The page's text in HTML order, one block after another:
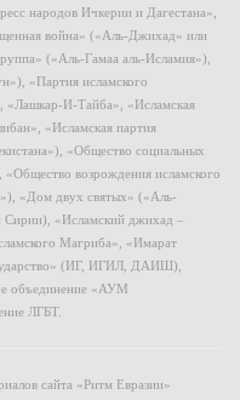
народов Ичкерии и Дагестана»,
война» («Аль-Джихад» или
(«Аль-Гамаа аль-Исламия»),
«Партия исламского
«Лашкар-И-Тайба», «Исламская
«Исламская партия
«Общество социальных
возрождения исламского
«Дом двух святых» («Аль-
«Исламский джихад –
Магриба», «Имарат
(ИГ, ИГИЛ, ДАИШ),
объединение «АУМ
ЛГБТ.
сайта «Ритм Евразии»